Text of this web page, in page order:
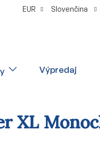
EUR Slovenčina
Výpredaj
XL